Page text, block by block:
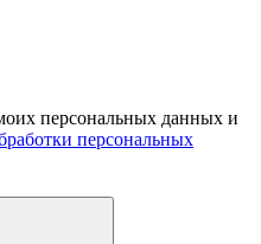
персональных данных и
персональных